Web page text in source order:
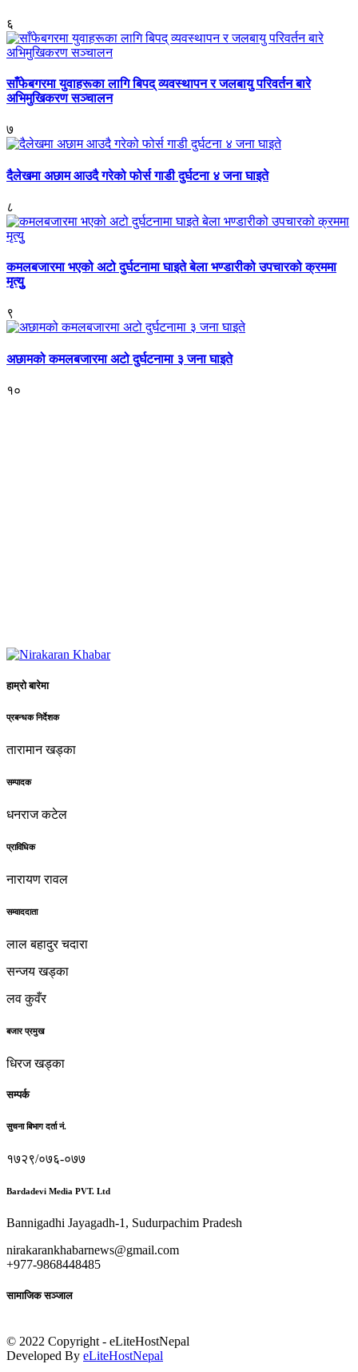
६
साँफेबगरमा युवाहरूका लागि बिपद् व्यवस्थापन र जलबायु परिवर्तन बारे
अभिमुखिकरण सञ्चालन
७
दैलेखमा अछाम आउदै गरेको फोर्स गाडी दुर्घटना ४ जना घाइते
८
कमलबजारमा भएको अटो दुर्घटनामा घाइते बेला भण्डारीको उपचारको क्रममा
मृत्युु
९
अछामको कमलबजारमा अटो दुर्घटनामा ३ जना घाइते
१०
हाम्रो बारेमा
प्रबन्धक निर्देशक
तारामान खड्का
सम्पादक
धनराज कटेल
प्राविधिक
नारायण रावल
सम्वाददाता
लाल बहादुर चदारा
सन्जय खड्का
लव कुवँर
बजार प्रमुख
धिरज खड्का
सम्पर्क
सुचना बिभाग दर्ता नं.
१७२९/०७६-०७७
Bardadevi Media PVT. Ltd
Bannigadhi Jayagadh-1, Sudurpachim Pradesh
nirakarankhabarnews@gmail.com
+977-9868448485
सामाजिक सञ्जाल
© 2022 Copyright - eLiteHostNepal
Developed By eLiteHostNepal